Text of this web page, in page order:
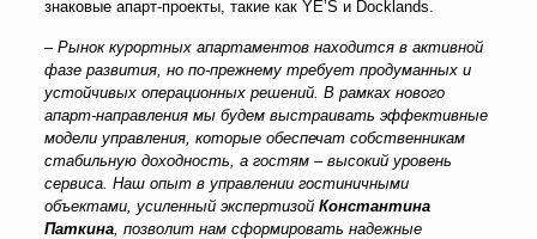
знаковые апарт-проекты, такие как YE’S и Docklands.
– Рынок курортных апартаментов находится в активной
фазе развития, но по-прежнему требует продуманных и
устойчивых операционных решений. В рамках нового
апарт-направления мы будем выстраивать эффективные
модели управления, которые обеспечат собственникам
стабильную доходность, а гостям – высокий уровень
сервиса. Наш опыт в управлении гостиничными
объектами, усиленный экспертизой Константина
Паткина, позволит нам сформировать надежные